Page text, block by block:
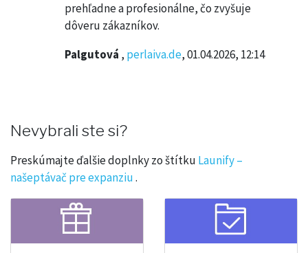
prehľadne a profesionálne, čo zvyšuje
dôveru zákazníkov.
Palgutová , perlaiva.de, 01.04.2026, 12:14
Nevybrali ste si?
Preskúmajte ďalšie doplnky zo štítku Launify –
našeptávač pre expanziu.